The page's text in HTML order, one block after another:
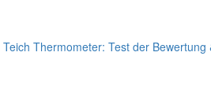
Teich Thermometer: Test der Bewertung